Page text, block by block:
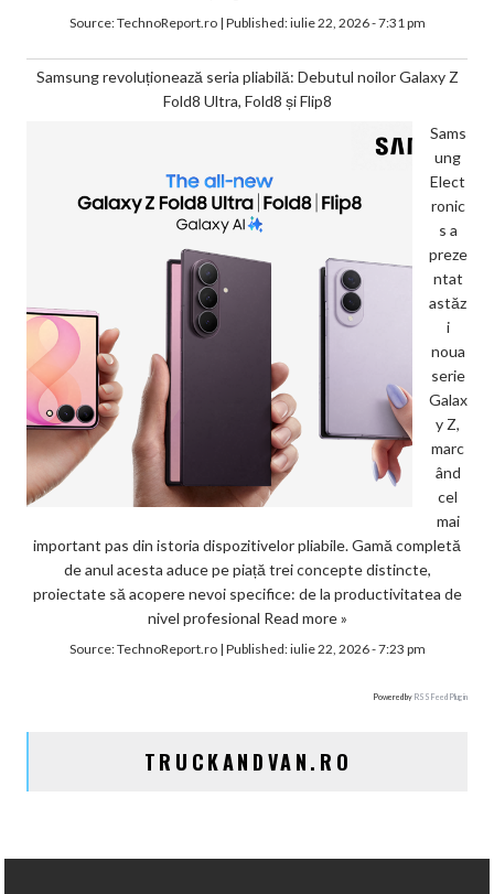
Source:TechnoReport.ro| Published:iulie 22, 2026 - 7:31 pm
Samsung revoluționează seria pliabilă: Debutul noilor Galaxy Z
Fold8 Ultra, Fold8 și Flip8
Sams
ung
Elect
ronic
s a
preze
ntat
astăz
i
noua
serie
Galax
y Z,
marc
ând
cel
mai
important pas din istoria dispozitivelor pliabile. Gamă completă
de anul acesta aduce pe piață trei concepte distincte,
proiectate să acopere nevoi specifice: de la productivitatea de
nivel profesional Read more »
Source:TechnoReport.ro| Published:iulie 22, 2026 - 7:23 pm
Powered by RSS Feed Plugin
TRUCKANDVAN.RO